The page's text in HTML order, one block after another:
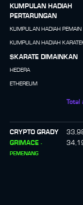
KUMPULAN HADIAH
PERTARUNGAN
KUMPULAN HADIAH PEMAIN
KUMPULAN HADIAH
$KARATE DIMAINKAN
HEDERA
ETHEREUM
Total
CRYPTO GRADY
GRIMACE -
PEMENANG